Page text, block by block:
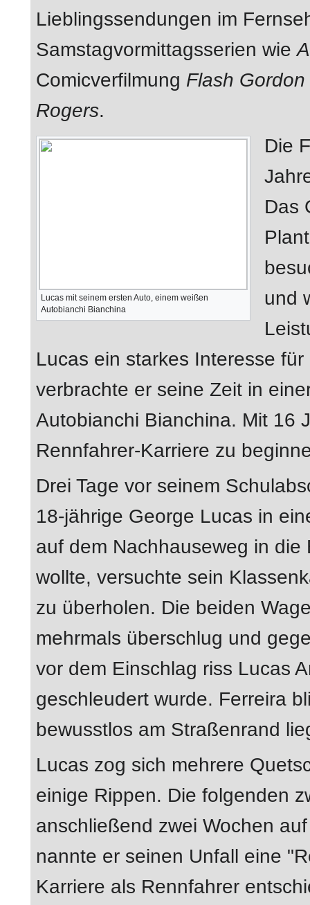
Lieblingssendungen im
Samstagvormittagsserien wie
Comicverfilmung Flash Gordon
Rogers.
Lucas mit seinem ersten Auto, einem weißen
Autobianchi Bianchina
Die
Das
und
Lucas ein starkes Interesse
verbrachte er seine Zeit in
Autobianchi Bianchina. Mit 16
Rennfahrer-Karriere zu
Drei Tage vor seinem
18-jährige George Lucas in
auf dem Nachhauseweg in
wollte, versuchte sein
zu überholen. Die beiden
mehrmals überschlug und
vor dem Einschlag riss Lucas
geschleudert wurde. Ferreira
bewusstlos am Straßenrand
Lucas zog sich mehrere
einige Rippen. Die folgenden
anschließend zwei Wochen
nannte er seinen Unfall eine
Karriere als Rennfahrer